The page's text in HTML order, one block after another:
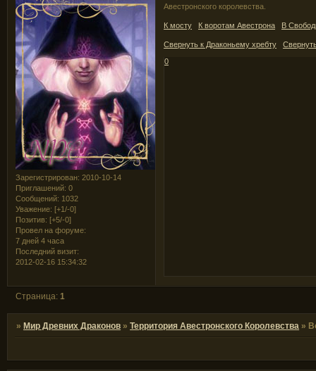
Зарегистрирован: 2010-10-14
Приглашений: 0
Сообщений: 1032
Уважение: [+1/-0]
Позитив: [+5/-0]
Провел на форуме:
7 дней 4 часа
Последний визит:
2012-02-16 15:34:32
Авестронского королевства.
К мосту К воротам Авестрона В
Свернуть к Драконьему хребту
0
Страница:1
» Мир Древних Драконов »Территория Авестронского Королевства »